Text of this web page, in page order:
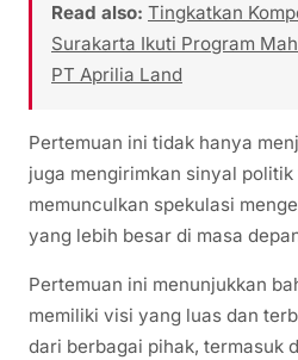
Read also: Tingkatkan
Surakarta Ikuti Program
PT Aprilia Land
Pertemuan ini tidak hanya
juga mengirimkan sinyal
memunculkan spekulasi
yang lebih besar di masa
Pertemuan ini menunjukkan
memiliki visi yang luas dan
dari berbagai pihak, termasuk